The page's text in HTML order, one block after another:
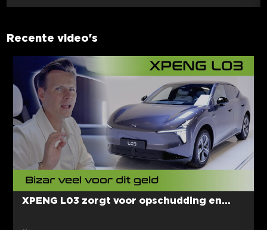
Recente video's
XPENG L03 zorgt voor opschudding en...